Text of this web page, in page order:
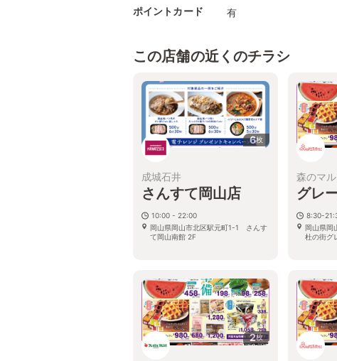
ポイントカード 有
この店舗の近くのチラシ
6枚
成城石井
さんすて岡山店
10:00 - 22:00
岡山県岡山市北区駅元町1-1 さんす
て岡山南館 2F
森のマ
グレ
8:30-
岡山県岡
杜の街グ
2枚